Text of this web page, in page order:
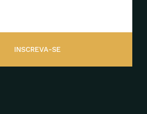
INSCREVA-SE